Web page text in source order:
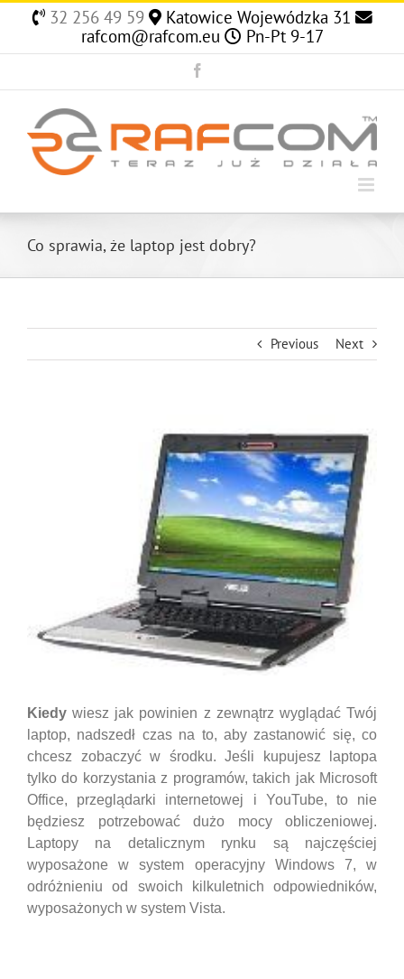
Skip
32 256 49 59
Katowice Wojewódzka 31
rafcom@rafcom.eu
Pn-Pt 9-17
Co sprawia, że laptop jest dobry?
Previous Next
Kiedy wiesz jak powinien z zewnątrz wyglądać Twój
laptop, nadszedł czas na to, aby zastanowić się, co
chcesz zobaczyć w środku. Jeśli kupujesz laptopa
tylko do korzystania z programów, takich jak Microsoft
Office, przeglądarki internetowej i YouTube, to nie
będziesz potrzebować dużo mocy obliczeniowej.
Laptopy na detalicznym rynku są najczęściej
wyposażone w system operacyjny Windows 7, w
odróżnieniu od swoich kilkuletnich odpowiedników,
wyposażonych w system Vista.